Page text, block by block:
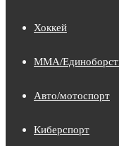
Хоккей
MMA/
Авто/мотоспорт
Киберспорт